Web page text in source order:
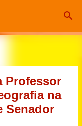
Professor
na
Senador